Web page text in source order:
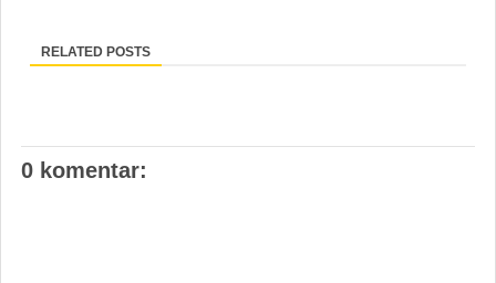
RELATED POSTS
0 komentar: